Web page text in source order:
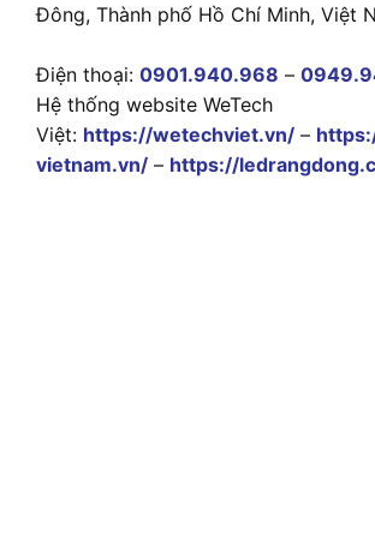
Đông, Thành phố Hồ Chí Minh, Việt
Điện thoại: 0901.940.968 –
Hệ thống website WeTech
Việt: https://wetechviet.vn/ –
vietnam.vn/ – https://